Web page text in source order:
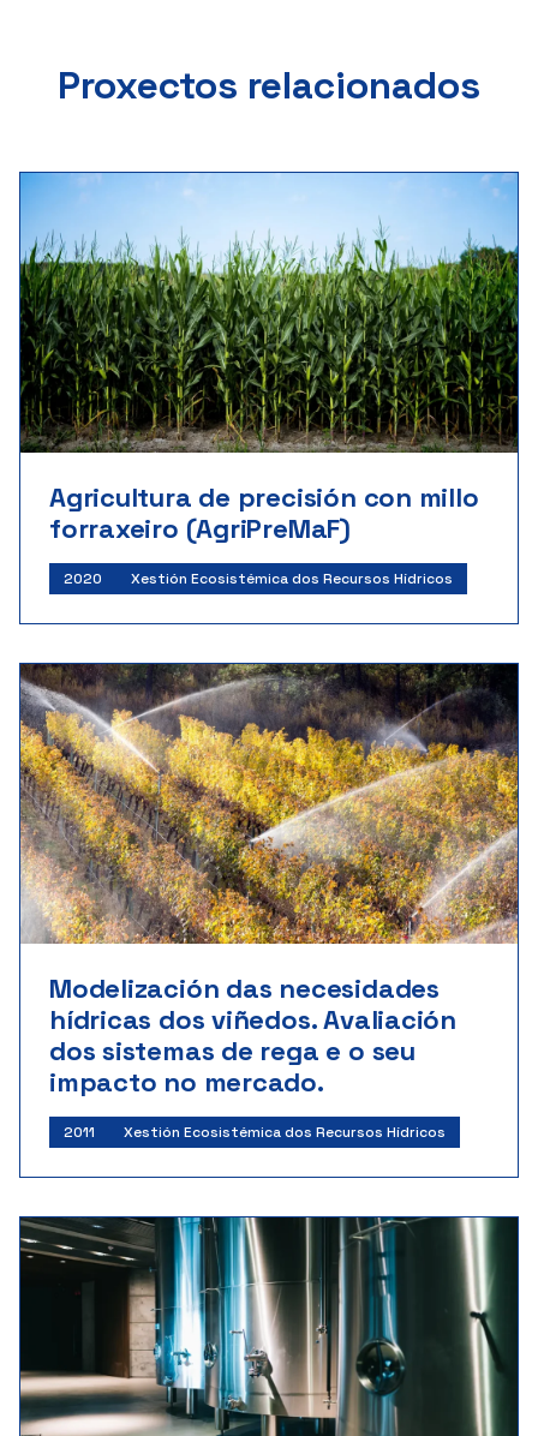
Proxectos relacionados
Agricultura de precisión con millo
forraxeiro (AgriPreMaF)
Investigadores:Tomás Serafín Cuesta García
Ministerio de Ciencia e Innovación
Inicio: 06/2020 | Fin: 06/2023
2020 Xestión Ecosistémica dos Recursos Hídricos
Modelización das necesidades
hídricas dos viñedos. Avaliación
dos sistemas de rega e o seu
impacto no mercado.
Investigador principal:Javier Jose Cancela Barrio
Instituto Nacional de Investigación e Tecnoloxía
Agraria e Alimentaria
Importe: 70.008 €
2011 Xestión Ecosistémica dos Recursos Hídricos